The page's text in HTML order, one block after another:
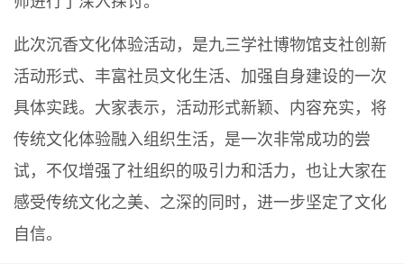
此次沉香文化体验活动，是九三学社博物馆支社创新
活动形式、丰富社员文化生活、加强自身建设的一次
具体实践。大家表示，活动形式新颖、内容充实，将
传统文化体验融入组织生活，是一次非常成功的尝
试，不仅增强了社组织的吸引力和活力，也让大家在
感受传统文化之美、之深的同时，进一步坚定了文化
自信。